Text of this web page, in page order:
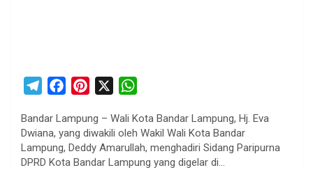
l
e
g
c
e
b
n
t
e
a
s
Bandar Lampung – Wali Kota Bandar Lampung, Hj. Eva
Dwiana, yang diwakili oleh Wakil Wali Kota Bandar
Lampung, Deddy Amarullah, menghadiri Sidang Paripurna
DPRD Kota Bandar Lampung yang digelar di…